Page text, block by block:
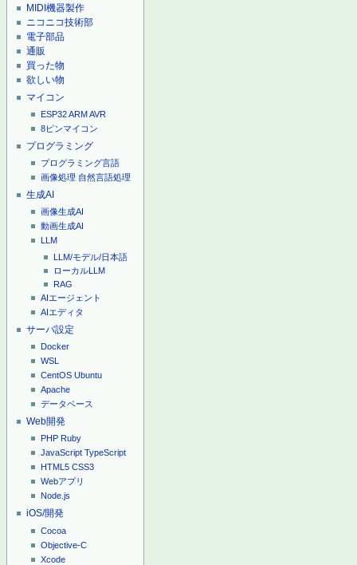
MIDI機器製作
ニコニコ技術部
電子部品
通販
買った物
欲しい物
マイコン
ESP32ARMAVR
8ピンマイコン
プログラミング
プログラミング言語
画像処理 自然言語処理
生成AI
画像生成AI
動画生成AI
LLM
LLM/モデル/日本語
ローカルLLM
RAG
AIエージェント
AIエディタ
サーバ設定
Docker
WSL
CentOS Ubuntu
Apache
データベース
Web開発
PHP Ruby
JavaScript TypeScript
HTML5 CSS3
Webアプリ
Node.js
iOS/開発
Cocoa
Objective-C
Xcode